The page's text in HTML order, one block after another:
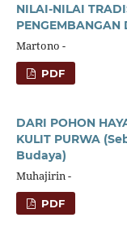
NILAI-NILAI
PENGEMBANGAN
Martono -
PDF
DARI POHON
KULIT PURWA
Budaya)
Muhajirin -
PDF